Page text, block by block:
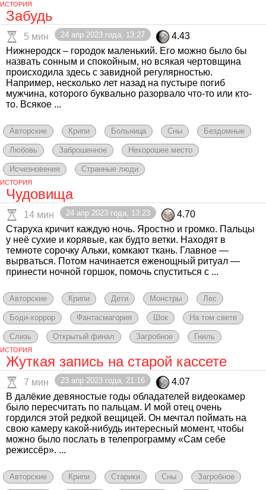
ИСТОРИЯ
Забудь
5 мин 24 апр 2023 года, 13:27
4.43
Нижнеродск – городок маленький. Его можно было бы
назвать сонным и спокойным, но всякая чертовщина
происходила здесь с завидной регулярностью.
Например, несколько лет назад на пустыре погиб
мужчина, которого буквально разорвало что-то или кто-
то. Всякое ...
Авторские Крипи Больница Сны Бездомные
Любовь Заброшенное Нехорошее место
Исчезновения Странные люди
ИСТОРИЯ
Чудовища
14 мин 24 апр 2023 года, 13:23
4.70
Старуха кричит каждую ночь. Яростно и громко. Пальцы
у неё сухие и корявые, как будто ветки. Находят в
темноте сорочку Альки, комкают ткань. Главное —
вырваться. Потом начинается еженощный ритуал —
принести ночной горшок, помочь спуститься с ...
Авторские Крипи Дети Монстры Лес
Боди-хоррор Фантасмагория Шок На том свете
Слизь Открытый финал Загробное Гниль
ИСТОРИЯ
Жуткая запись на старой кассете
7 мин 23 апр 2023 года, 21:16
4.07
В далёкие девяностые годы обладателей видеокамер
было пересчитать по пальцам. И мой отец очень
гордился этой редкой вещицей. Он мечтал поймать на
свою камеру какой-нибудь интересный момент, чтобы
можно было послать в телепрограмму «Сам себе
режиссёр». ...
Авторские Крипи Старики Сны Загробное